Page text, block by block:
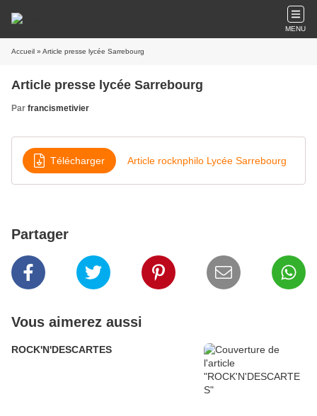
MENU
Accueil » Article presse lycée Sarrebourg
Article presse lycée Sarrebourg
Par francismetivier
Télécharger Article rocknphilo Lycée Sarrebourg
Partager
Vous aimerez aussi
ROCK'N'DESCARTES